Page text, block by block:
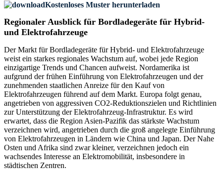
Kostenloses Muster herunterladen
Regionaler Ausblick für Bordladegeräte für Hybrid-
und Elektrofahrzeuge
Der Markt für Bordladegeräte für Hybrid- und Elektrofahrzeuge
weist ein starkes regionales Wachstum auf, wobei jede Region
einzigartige Trends und Chancen aufweist. Nordamerika ist
aufgrund der frühen Einführung von Elektrofahrzeugen und der
zunehmenden staatlichen Anreize für den Kauf von
Elektrofahrzeugen führend auf dem Markt. Europa folgt genau,
angetrieben von aggressiven CO2-Reduktionszielen und Richtlinien
zur Unterstützung der Elektrofahrzeug-Infrastruktur. Es wird
erwartet, dass die Region Asien-Pazifik das stärkste Wachstum
verzeichnen wird, angetrieben durch die groß angelegte Einführung
von Elektrofahrzeugen in Ländern wie China und Japan. Der Nahe
Osten und Afrika sind zwar kleiner, verzeichnen jedoch ein
wachsendes Interesse an Elektromobilität, insbesondere in
städtischen Zentren.